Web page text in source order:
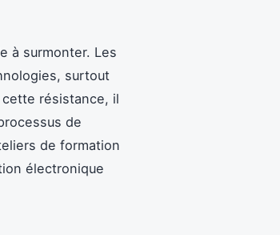
à surmonter. Les
surtout
résistance, il
de
de formation
électronique